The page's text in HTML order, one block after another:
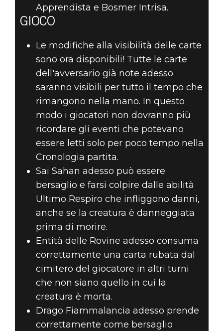
Apprendista e Bosmer Intrisa.
GIOCO
Le modifiche alla visibilità delle carte
sono ora disponibili! Tutte le carte
dell'avversario già note adesso
saranno visibili per tutto il tempo che
rimangono nella mano. In questo
modo i giocatori non dovranno più
ricordare gli eventi che potevano
essere letti solo per poco tempo nella
Cronologia partita.
Sai Sahan adesso può essere
bersaglio e farsi colpire dalle abilità
Ultimo Respiro che infliggono danni,
anche se la creatura è danneggiata
prima di morire.
Entità delle Rovine adesso consuma
correttamente una carta rubata dal
cimitero del giocatore in altri turni
che non siano quello in cui la
creatura è morta.
Drago Fiammalancia adesso prende
correttamente come bersaglio